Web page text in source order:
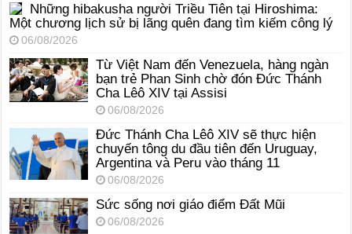
Những hibakusha người Triều Tiên tại Hiroshima:
Một chương lịch sử bị lãng quên đang tìm kiếm công lý
06/08/2026
Từ Việt Nam đến Venezuela, hàng ngàn
bạn trẻ Phan Sinh chờ đón Đức Thánh
Cha Lêô XIV tại Assisi
06/08/2026
Đức Thánh Cha Lêô XIV sẽ thực hiện
chuyến tông du đầu tiên đến Uruguay,
Argentina và Peru vào tháng 11
06/08/2026
Sức sống nơi giáo điểm Đất Mũi
06/08/2026